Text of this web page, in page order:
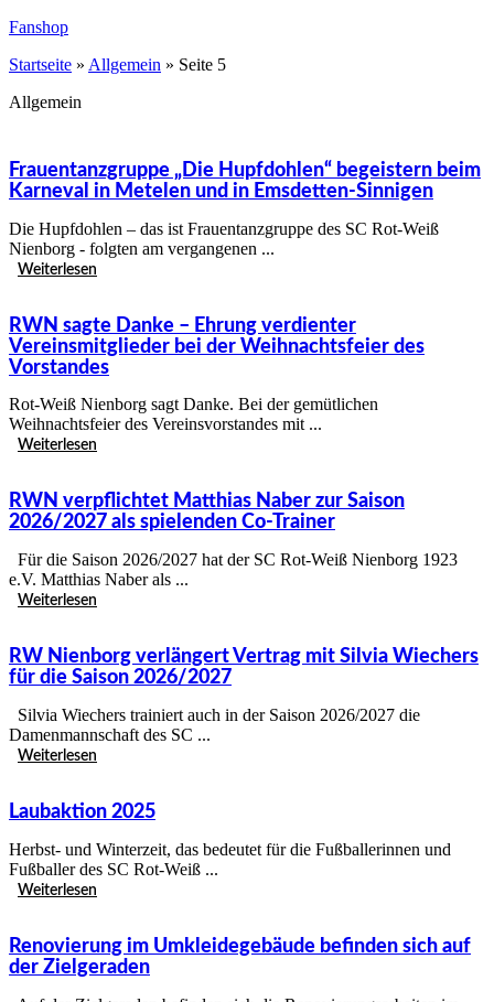
Fanshop
Startseite » Allgemein » Seite 5
Allgemein
Frauentanzgruppe „Die Hupfdohlen“ begeistern beim
Karneval in Metelen und in Emsdetten-Sinnigen
Die Hupfdohlen – das ist Frauentanzgruppe des SC Rot-Weiß
Nienborg - folgten am vergangenen ...
Weiterlesen
RWN sagte Danke – Ehrung verdienter
Vereinsmitglieder bei der Weihnachtsfeier des
Vorstandes
Rot-Weiß Nienborg sagt Danke. Bei der gemütlichen
Weihnachtsfeier des Vereinsvorstandes mit ...
Weiterlesen
RWN verpflichtet Matthias Naber zur Saison
2026/2027 als spielenden Co-Trainer
Für die Saison 2026/2027 hat der SC Rot-Weiß Nienborg 1923
e.V. Matthias Naber als ...
Weiterlesen
RW Nienborg verlängert Vertrag mit Silvia Wiechers
für die Saison 2026/2027
Silvia Wiechers trainiert auch in der Saison 2026/2027 die
Damenmannschaft des SC ...
Weiterlesen
Laubaktion 2025
Herbst- und Winterzeit, das bedeutet für die Fußballerinnen und
Fußballer des SC Rot-Weiß ...
Weiterlesen
Renovierung im Umkleidegebäude befinden sich auf
der Zielgeraden